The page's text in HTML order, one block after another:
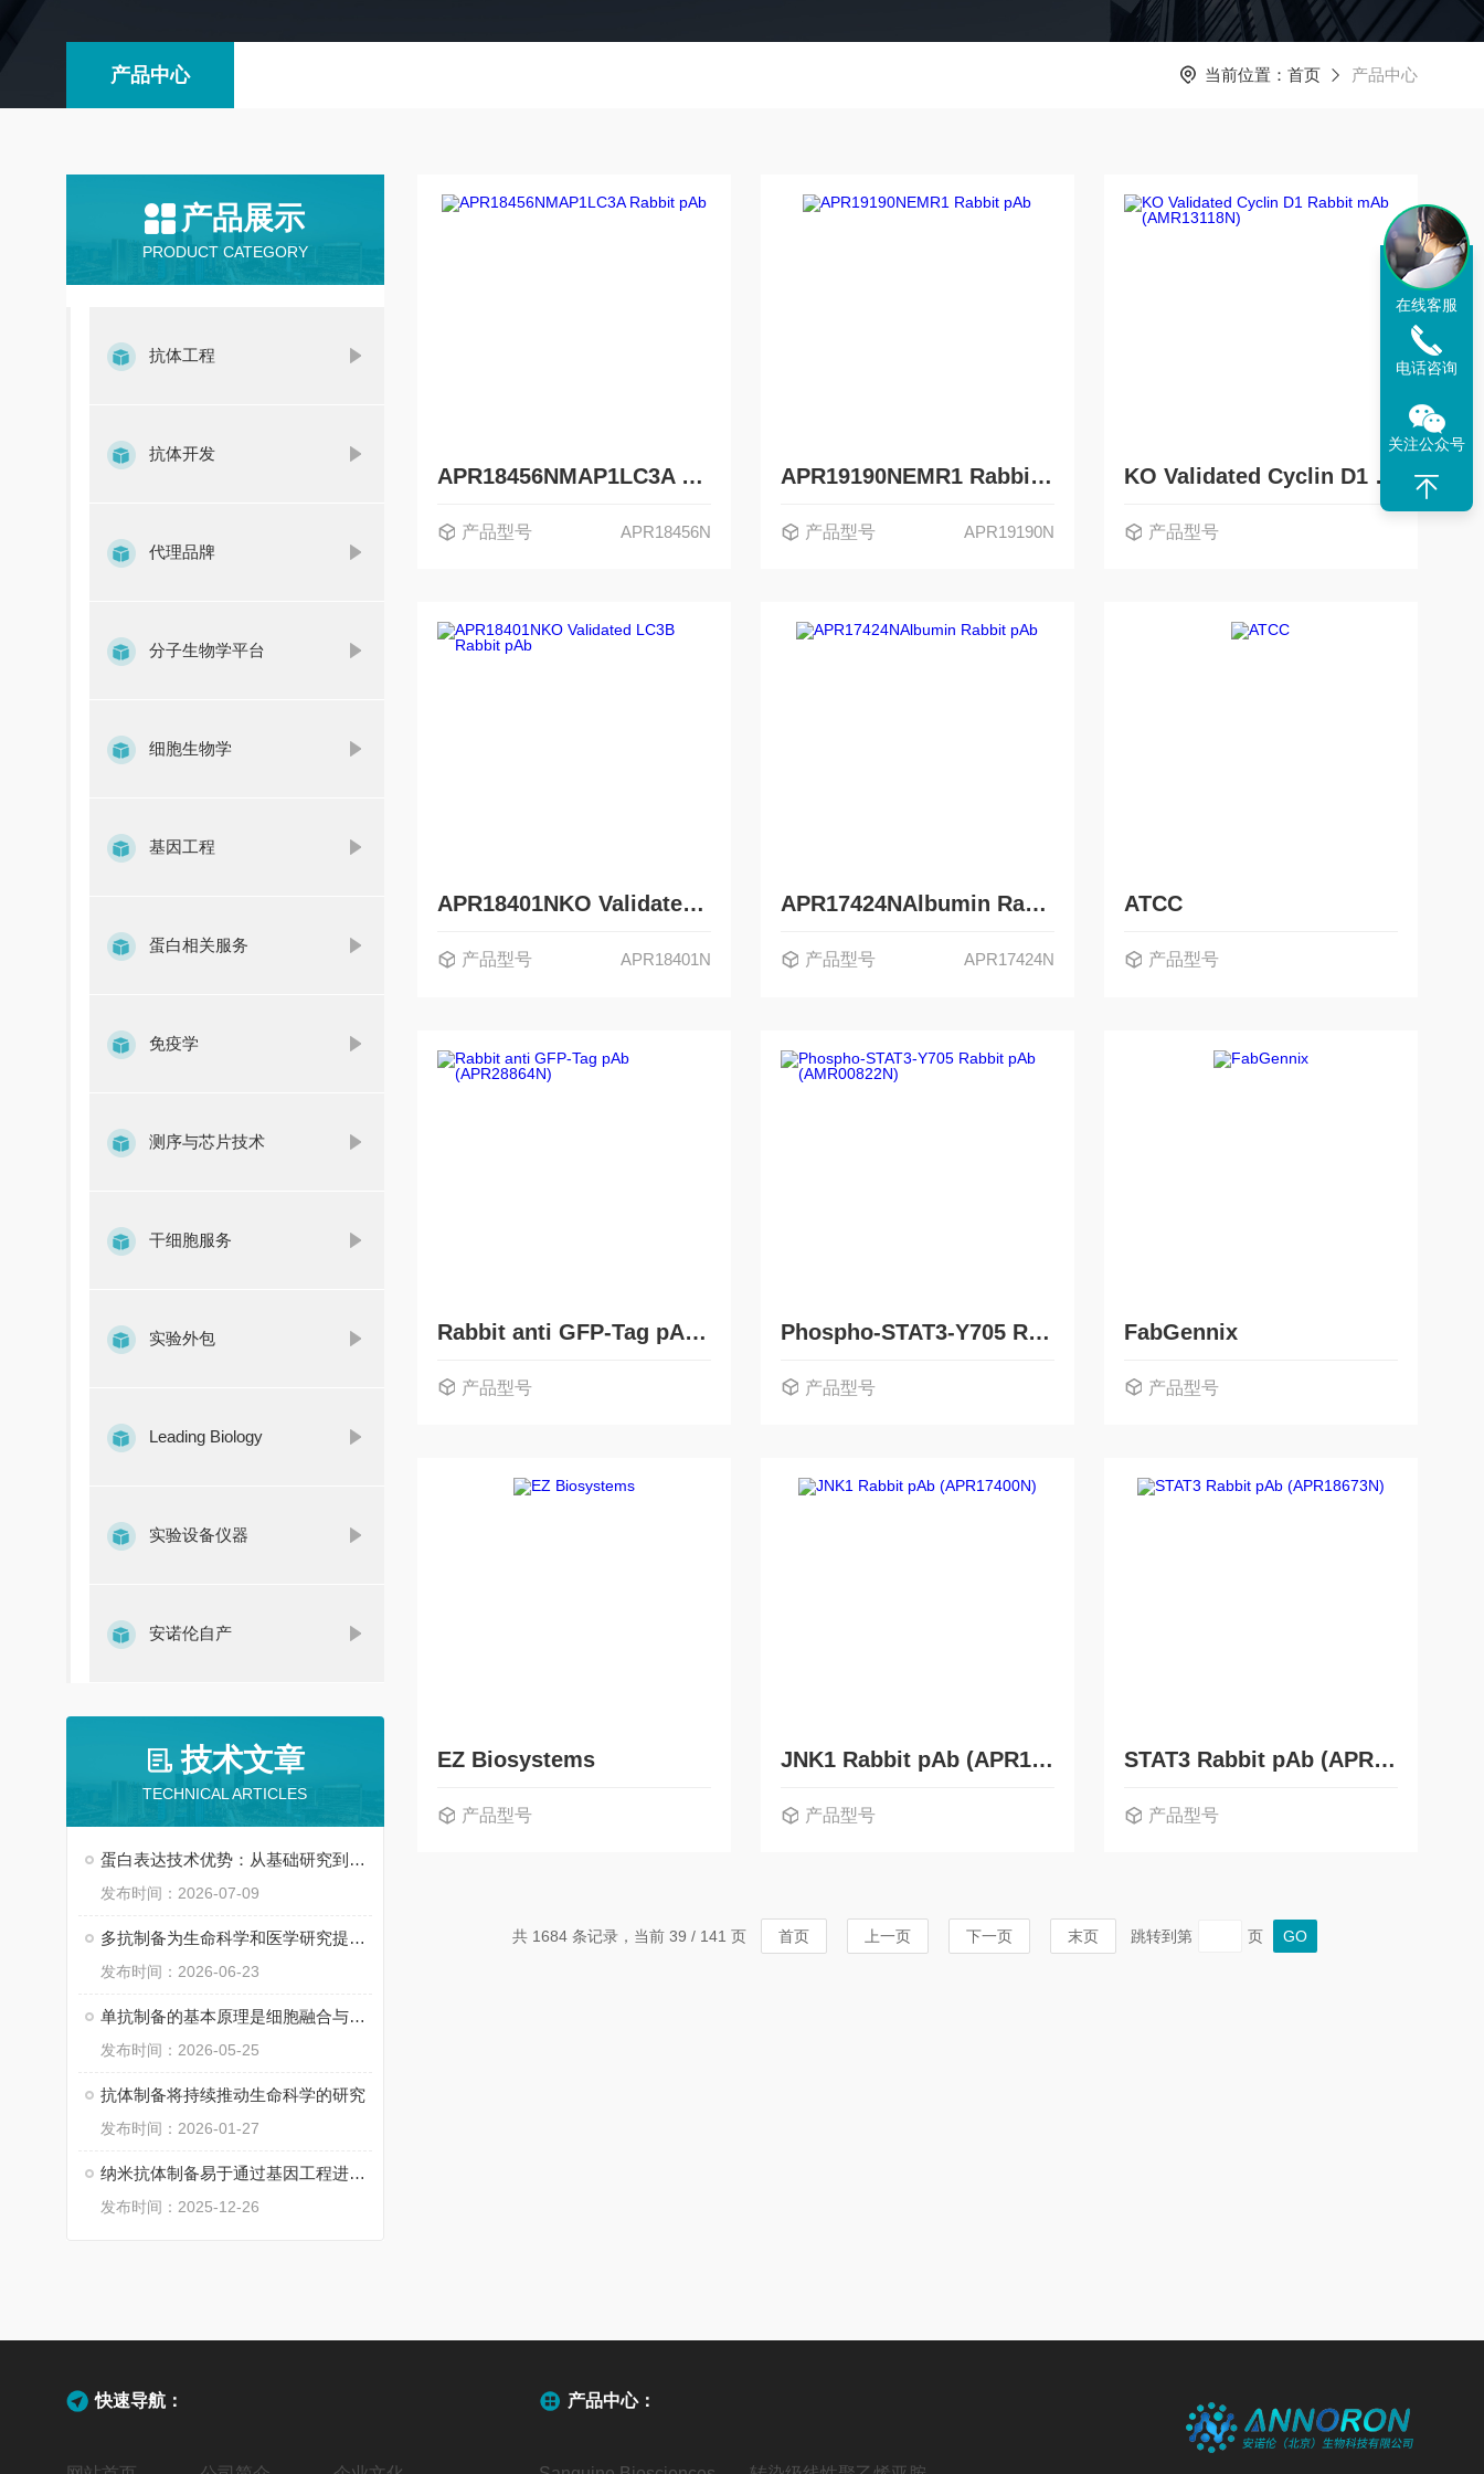
产品中心 当前位置： 首页 产品中心
产品展示
PRODUCT CATEGORY
抗体工程
抗体开发
代理品牌
分子生物学平台
细胞生物学
基因工程
蛋白相关服务
免疫学
测序与芯片技术
干细胞服务
实验外包
Leading Biology
实验设备仪器
安诺伦自产
技术文章
TECHNICAL ARTICLES
蛋白表达技术优势：从基础研究到产业应用
发布时间：2026-07-09
多抗制备为生命科学和医学研究提供了持续支持
发布时间：2026-06-23
单抗制备的基本原理是细胞融合与筛选
发布时间：2026-05-25
抗体制备将持续推动生命科学的研究
发布时间：2026-01-27
纳米抗体制备易于通过基因工程进行改造和表达
发布时间：2025-12-26
APR18456NMAP1LC3A Rabbit pAb
产品型号 APR18456N
APR19190NEMR1 Rabbit pAb
产品型号 APR19190N
KO Validated Cyclin D1 Rabbit mAb (AMR13118N)
产品型号
APR18401NKO Validated LC3B Rabbit pAb
产品型号 APR18401N
APR17424NAlbumin Rabbit pAb
产品型号 APR17424N
ATCC
产品型号
Rabbit anti GFP-Tag pAb (APR28864N)
产品型号
Phospho-STAT3-Y705 Rabbit pAb (AMR00822N)
产品型号
FabGennix
产品型号
EZ Biosystems
产品型号
JNK1 Rabbit pAb (APR17400N)
产品型号
STAT3 Rabbit pAb (APR18673N)
产品型号
共 1684 条记录，当前 39 / 141 页 首页 上一页 下一页 末页 跳转到第 页
快速导航： 产品中心：
在线客服
电话咨询
关注公众号